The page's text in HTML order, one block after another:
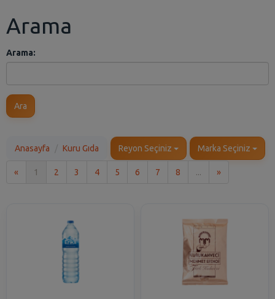
Arama
Arama:
Ara
Anasayfa Kuru Gıda Reyon Seçiniz Marka Seçiniz
« 1 2 3 4 5 6 7 8 ... »Son